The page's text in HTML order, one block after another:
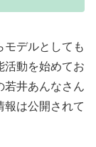
モデルとしても
活動を始めてお
若井あんなさん
報は公開されて